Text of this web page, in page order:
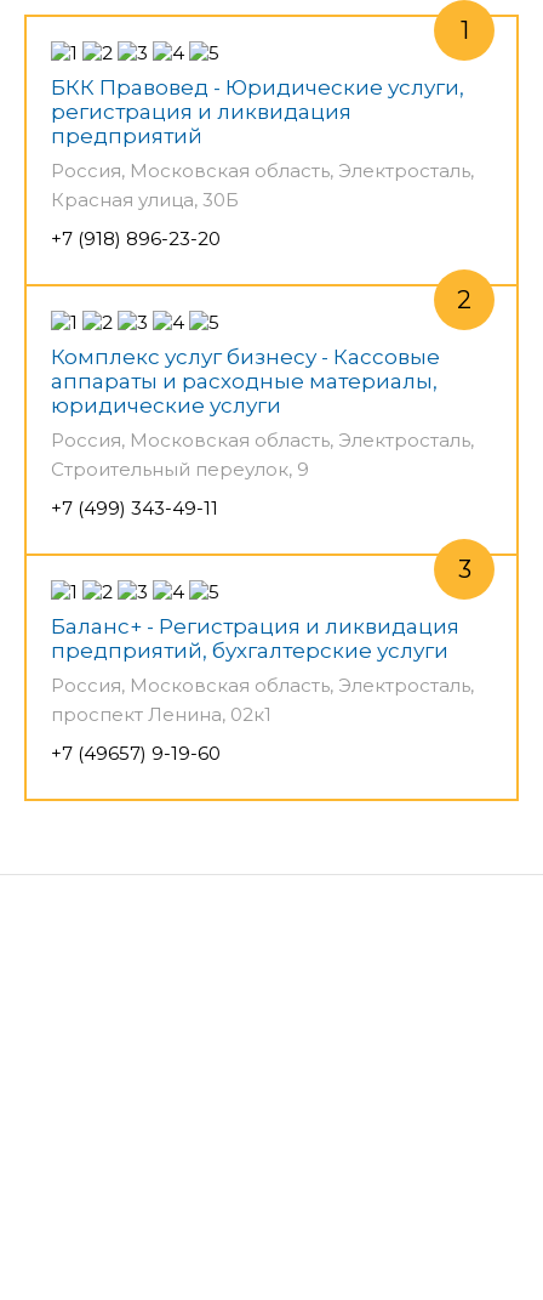
БКК Правовед - Юридические услуги,
регистрация и ликвидация
предприятий
Россия, Московская область, Электросталь,
Красная улица, 30Б
+7 (918) 896-23-20
Комплекс услуг бизнесу - Кассовые
аппараты и расходные материалы,
юридические услуги
Россия, Московская область, Электросталь,
Строительный переулок, 9
+7 (499) 343-49-11
Баланс+ - Регистрация и ликвидация
предприятий, бухгалтерские услуги
Россия, Московская область, Электросталь,
проспект Ленина, 02к1
+7 (49657) 9-19-60